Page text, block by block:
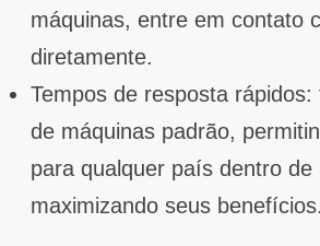
máquinas, entre em contato
diretamente.
Tempos de resposta
de máquinas padrão,
para qualquer país dentro de
maximizando seus benefícios.